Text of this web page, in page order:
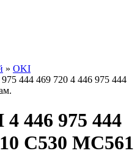
» OKI
444 469 720 4 446 975 444
446 975 444
C530 MC561